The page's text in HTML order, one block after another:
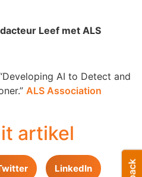
Leef met ALS
AI to Detect and
ALS Association
artikel
LinkedIn